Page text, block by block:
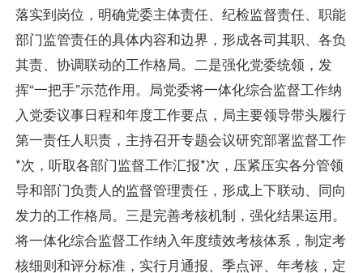
落实到岗位，明确党委主体责任、纪检监督责任、职能
部门监管责任的具体内容和边界，形成各司其职、各负
其责、协调联动的工作格局。二是强化党委统领，发
挥“一把手”示范作用。局党委将一体化综合监督工作纳
入党委议事日程和年度工作要点，局主要领导带头履行
第一责任人职责，主持召开专题会议研究部署监督工作
*次，听取各部门监督工作汇报*次，压紧压实各分管领
导和部门负责人的监督管理责任，形成上下联动、同向
发力的工作格局。三是完善考核机制，强化结果运用。
将一体化综合监督工作纳入年度绩效考核体系，制定考
核细则和评分标准，实行月通报、季点评、年考核，定